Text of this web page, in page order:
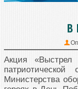
В
Акция «Выстрел
Министерства